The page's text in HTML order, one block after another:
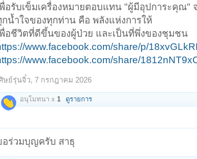
พื่อรับเข็มเครื่องหมายตอบแทน "ผู้มีอุปการะคุณ"
น้ำใจของทุกท่าน คือ พลังแห่งการให้
พื่อชีวิตที่ดีขึ้นของผู้ป่วย และเป็นที่พึ่งของชุมชน
www.facebook.com/share/p/
www.facebook.com/share/
ษย์รุ่นจิ๋ว, 7 กรกฎาคม 2026
อนุโมทนา x 1 ดูรายการ
อร่วมบุญครับ สาธุ